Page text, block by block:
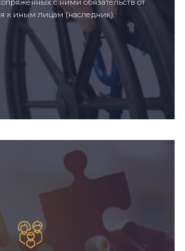
с ними обязательств от
к иным лицам (наследник).